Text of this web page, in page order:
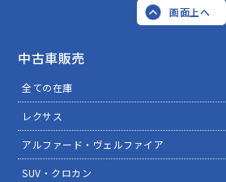
画面上へ
中古車販売
全ての在庫
レクサス
アルファード・ヴェルファイア
SUV・クロカン